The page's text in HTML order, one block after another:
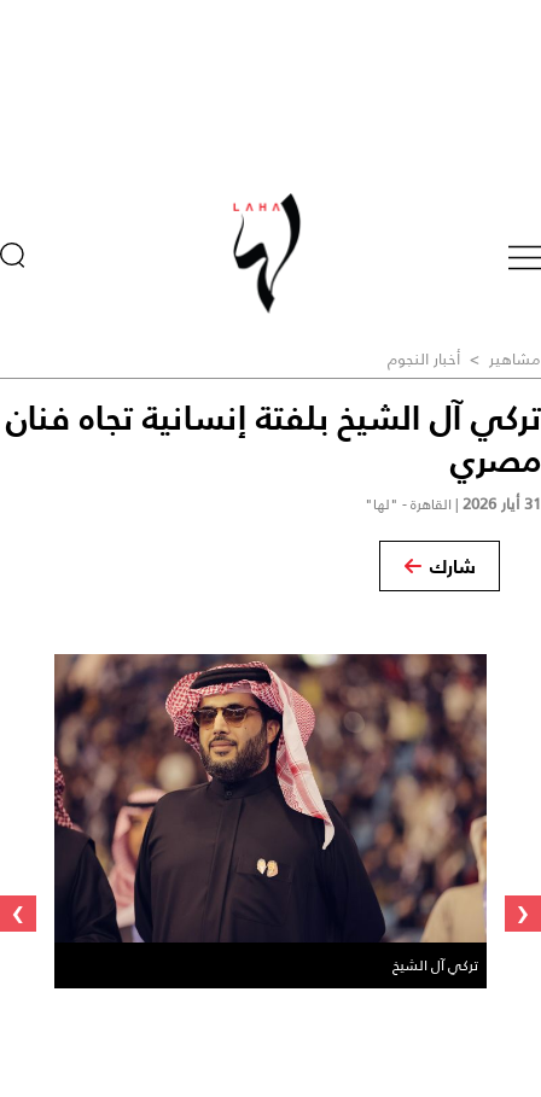
مشاهير > أخبار النجوم
تركي آل الشيخ بلفتة إنسانية تجاه فنان
مصري
31 أيار 2026 | القاهرة - "لها"
شارك
تركي آل الشيخ
‹
›